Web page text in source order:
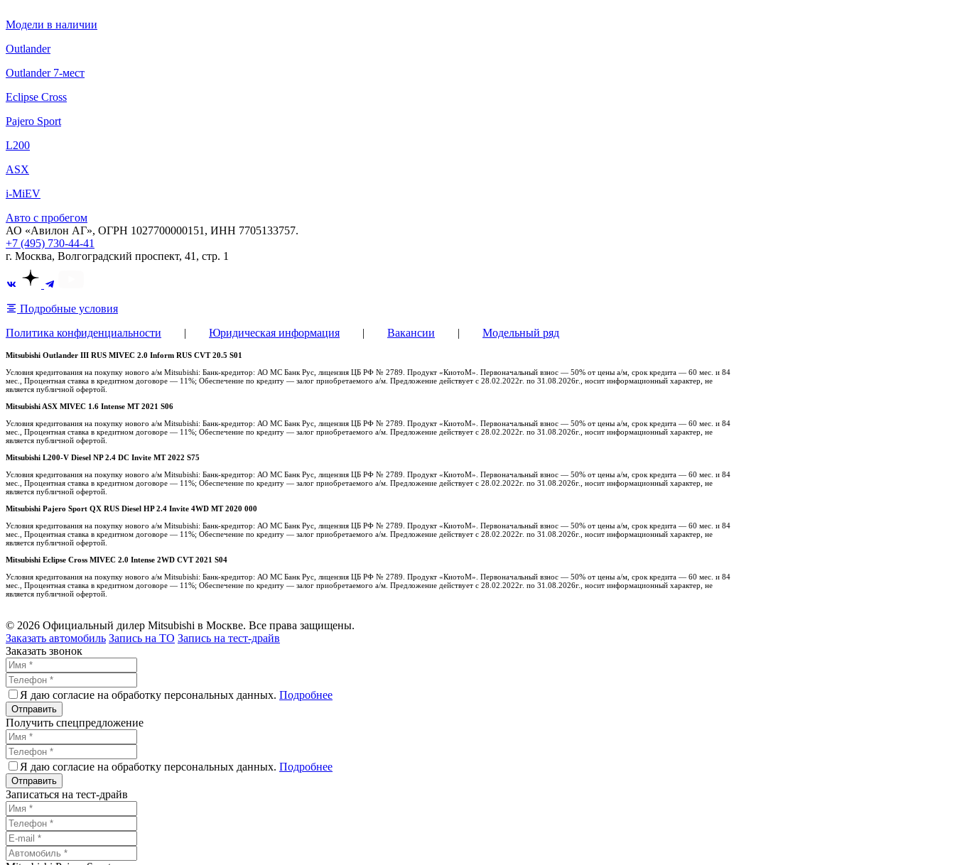
Модели в наличии
Outlander
Outlander 7-мест
Eclipse Cross
Pajero Sport
L200
ASX
i-MiEV
Авто с пробегом
АО «Авилон АГ», ОГРН 1027700000151, ИНН 7705133757.
+7 (495) 730-44-41
г. Москва, Волгоградский проспект, 41, стр. 1
Подробные условия
Политика конфиденциальности | Юридическая информация | Вакансии | Модельный ряд
Mitsubishi Outlander III RUS MIVEC 2.0 Inform RUS CVT 20.5 S01
Условия кредитования на покупку нового а/м Mitsubishi: Банк-кредитор: АО МС Банк Рус, лицензия ЦБ РФ № 2789. Продукт «КиотоМ». Первоначальный взнос — 50% от цены а/м, срок кредита — 60 мес. и 84
мес., Процентная ставка в кредитном договоре — 11%; Обеспечение по кредиту — залог приобретаемого а/м. Предложение действует с 28.02.2022г. по 31.08.2026г., носит информационный характер, не
является публичной офертой.
Mitsubishi ASX MIVEC 1.6 Intense MT 2021 S06
Условия кредитования на покупку нового а/м Mitsubishi: Банк-кредитор: АО МС Банк Рус, лицензия ЦБ РФ № 2789. Продукт «КиотоМ». Первоначальный взнос — 50% от цены а/м, срок кредита — 60 мес. и 84
мес., Процентная ставка в кредитном договоре — 11%; Обеспечение по кредиту — залог приобретаемого а/м. Предложение действует с 28.02.2022г. по 31.08.2026г., носит информационный характер, не
является публичной офертой.
Mitsubishi L200-V Diesel NP 2.4 DC Invite MT 2022 S75
Условия кредитования на покупку нового а/м Mitsubishi: Банк-кредитор: АО МС Банк Рус, лицензия ЦБ РФ № 2789. Продукт «КиотоМ». Первоначальный взнос — 50% от цены а/м, срок кредита — 60 мес. и 84
мес., Процентная ставка в кредитном договоре — 11%; Обеспечение по кредиту — залог приобретаемого а/м. Предложение действует с 28.02.2022г. по 31.08.2026г., носит информационный характер, не
является публичной офертой.
Mitsubishi Pajero Sport QX RUS Diesel HP 2.4 Invite 4WD MT 2020 000
Условия кредитования на покупку нового а/м Mitsubishi: Банк-кредитор: АО МС Банк Рус, лицензия ЦБ РФ № 2789. Продукт «КиотоМ». Первоначальный взнос — 50% от цены а/м, срок кредита — 60 мес. и 84
мес., Процентная ставка в кредитном договоре — 11%; Обеспечение по кредиту — залог приобретаемого а/м. Предложение действует с 28.02.2022г. по 31.08.2026г., носит информационный характер, не
является публичной офертой.
Mitsubishi Eclipse Cross MIVEC 2.0 Intense 2WD CVT 2021 S04
Условия кредитования на покупку нового а/м Mitsubishi: Банк-кредитор: АО МС Банк Рус, лицензия ЦБ РФ № 2789. Продукт «КиотоМ». Первоначальный взнос — 50% от цены а/м, срок кредита — 60 мес. и 84
мес., Процентная ставка в кредитном договоре — 11%; Обеспечение по кредиту — залог приобретаемого а/м. Предложение действует с 28.02.2022г. по 31.08.2026г., носит информационный характер, не
является публичной офертой.
© 2026 Официальный дилер Mitsubishi в Москве. Все права защищены.
Заказать автомобиль Запись на ТО Запись на тест-драйв
Заказать звонок
Я даю согласие на обработку персональных данных. Подробнее
Получить спецпредложение
Я даю согласие на обработку персональных данных. Подробнее
Записаться на тест-драйв